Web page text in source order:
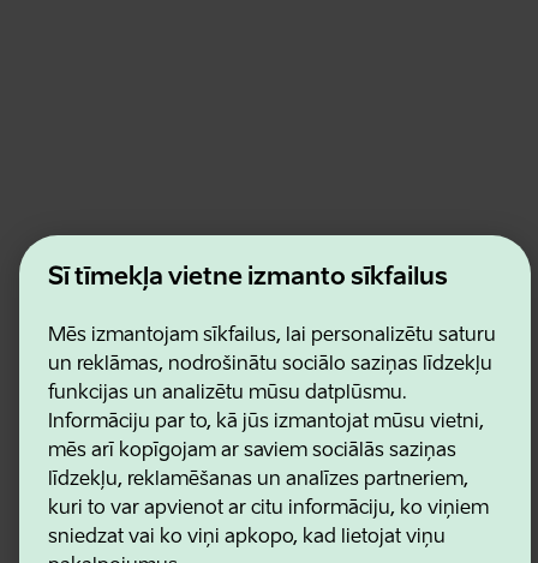
Šī tīmekļa vietne izmanto sīkfailus
Mēs izmantojam sīkfailus, lai personalizētu saturu
un reklāmas, nodrošinātu sociālo saziņas līdzekļu
funkcijas un analizētu mūsu datplūsmu.
Informāciju par to, kā jūs izmantojat mūsu vietni,
mēs arī kopīgojam ar saviem sociālās saziņas
līdzekļu, reklamēšanas un analīzes partneriem,
kuri to var apvienot ar citu informāciju, ko viņiem
sniedzat vai ko viņi apkopo, kad lietojat viņu
Kontakti
Lietošanas noteikumi
Sīkdatņu un konfidencialitātes politika